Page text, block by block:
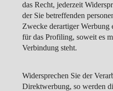
das Recht, jederzeit
der Sie betreffenden
Zwecke derartiger Werbung
für das Profiling, soweit es
Verbindung steht.
Widersprechen Sie der
Direktwerbung, so werden